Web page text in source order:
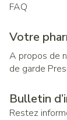
FAQ
Votre
A propos de
de garde
Bulletin
Restez